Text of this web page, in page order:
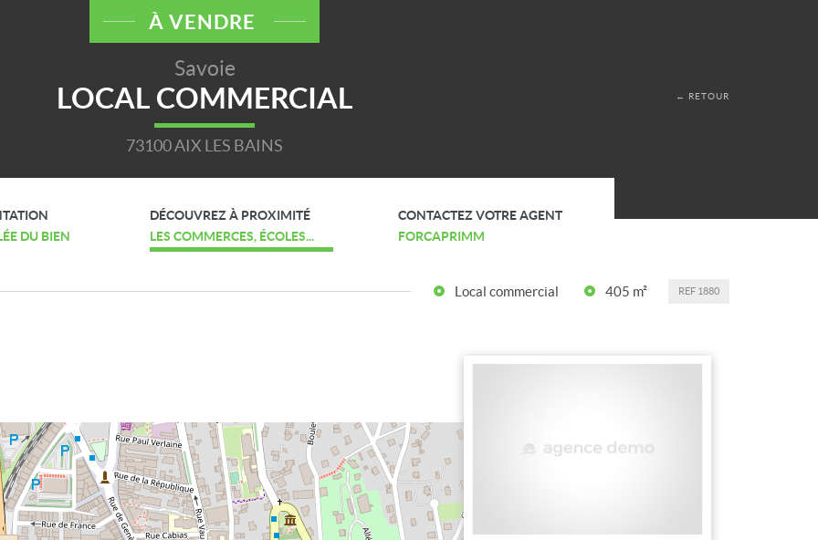
← RETOUR
À VENDRE
Savoie
LOCAL COMMERCIAL
73100 AIX LES BAINS
DU BIEN
DÉCOUVREZ À PROXIMITÉ
LES COMMERCES, ÉCOLES...
CONTACTEZ VOTRE AGENT
FORCAPRIMM
Local commercial 405 m² REF 1880